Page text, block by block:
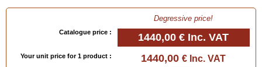
Degressive price!
Catalogue price : 1440,00 € Inc. VAT
Your unit price for 1 product : 1440,00 € Inc. VAT